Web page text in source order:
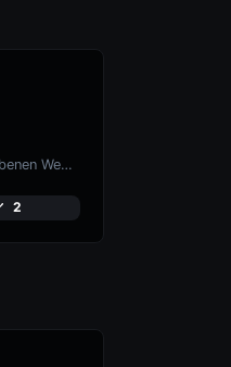
Erhalten Sie den Web-Host einer gegebenen Website.
2